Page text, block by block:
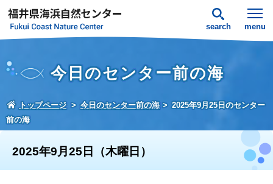
search menu
今日のセンター前の海
トップページ 今日のセンター前の海
2025年9月25日のセンター
前の海
2025年9月25日（木曜日）